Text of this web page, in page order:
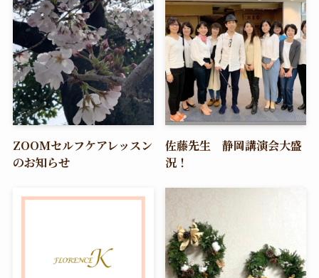
ZOOMセルフケアレッスン
のお知らせ
佐藤先生 静岡講演会大盛
況！